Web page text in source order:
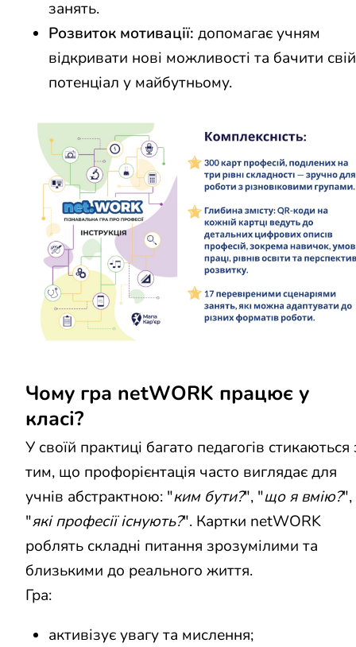
занять.
Розвиток мотивації: допомагає учням
відкривати нові можливості та бачити свій
потенціал у майбутньому.
Чому гра netWORK працює у
класі?
У своїй практиці багато педагогів стикаються
тим, що профорієнтація часто виглядає для
учнів абстрактною: "ким бути?", "що я вмію?",
"які професії існують?". Картки netWORK
роблять складні питання зрозумілими та
близькими до реального життя.
Гра:
активізує увагу та мислення;